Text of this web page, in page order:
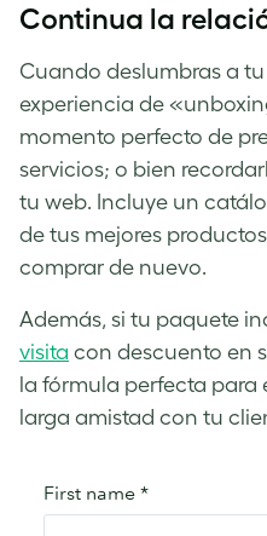
Continua la
Cuando deslumbras a
experiencia de
momento perfecto de
servicios; o bien
tu web. Incluye un
de tus mejores
comprar de nuevo.
Además, si tu paquete
visita con descuento en
la fórmula perfecta
larga amistad con tu